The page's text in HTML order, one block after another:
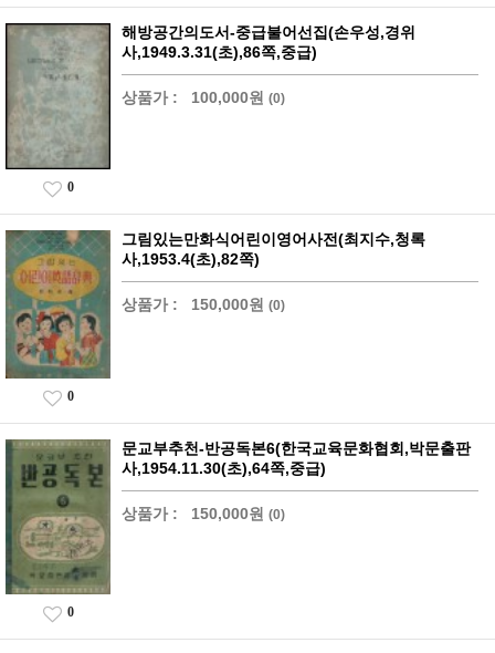
해방공간의도서-중급불어선집(손우성,경위
사,1949.3.31(초),86쪽,중급)
상품가 : 100,000원 (0)
0
그림있는만화식어린이영어사전(최지수,청록
사,1953.4(초),82쪽)
상품가 : 150,000원 (0)
0
문교부추천-반공독본6(한국교육문화협회,박문출판
사,1954.11.30(초),64쪽,중급)
상품가 : 150,000원 (0)
0